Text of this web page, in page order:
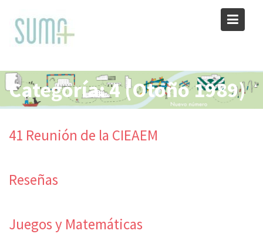
content
Categoría:4 (Otoño 1989)
41 Reunión de la CIEAEM
Reseñas
Juegos y Matemáticas